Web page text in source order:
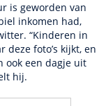
is geworden van
inkomen had,
“Kinderen in
foto’s kijkt, en
ook een dagje uit
hij.